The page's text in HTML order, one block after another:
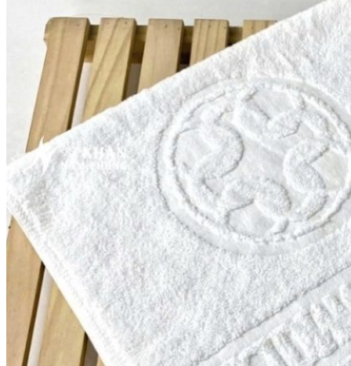
KHĂN SPA
Khăn Trải Giường Spa
Khăn Body
Khăn Quấn Tóc Spa
Khăn Xông Hơi
Khăn Salon Tóc, Gội Đầu
KHĂN NAIL
KHĂN KHÁCH SẠN
Khăn Tắm Hồ Bơi
Khăn Nhà Nghỉ
Thảm Chân Khách Sạn
KHĂN QUÀ TẶNG
KHĂN GIA ĐÌNH